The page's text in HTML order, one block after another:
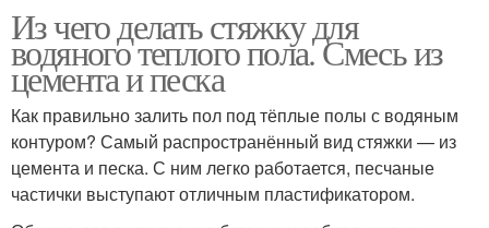
Из чего делать стяжку для
водяного теплого пола. Смесь из
цемента и песка
Как правильно залить пол под тёплые полы с водяным
контуром? Самый распространённый вид стяжки — из
цемента и песка. С ним легко работается, песчаные
частички выступают отличным пластификатором.